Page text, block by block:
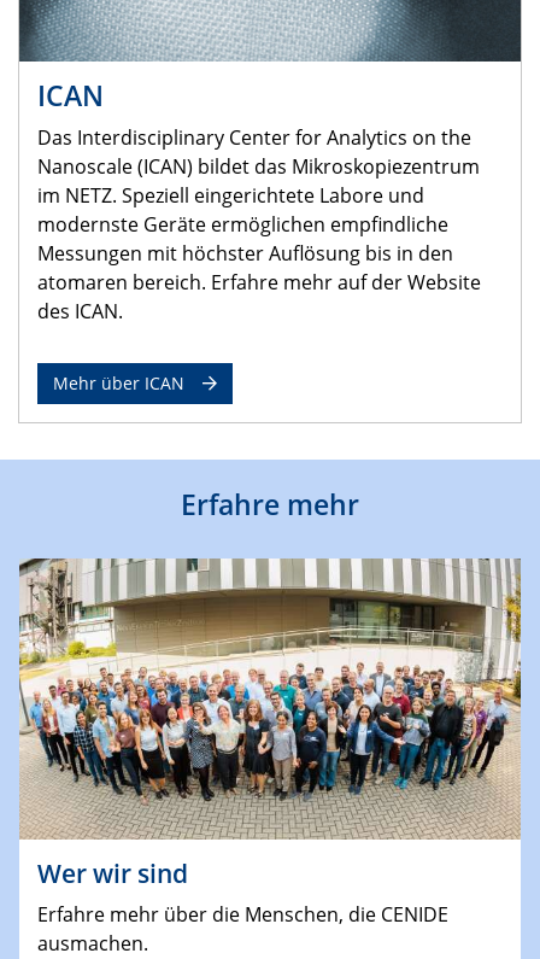
ICAN
Das Interdisciplinary Center for Analytics on the
Nanoscale (ICAN) bildet das Mikroskopiezentrum
im NETZ. Speziell eingerichtete Labore und
modernste Geräte ermöglichen empfindliche
Messungen mit höchster Auflösung bis in den
atomaren bereich. Erfahre mehr auf der Website
des ICAN.
Mehr über ICAN
Erfahre mehr
Wer wir sind
Erfahre mehr über die Menschen, die CENIDE
ausmachen.